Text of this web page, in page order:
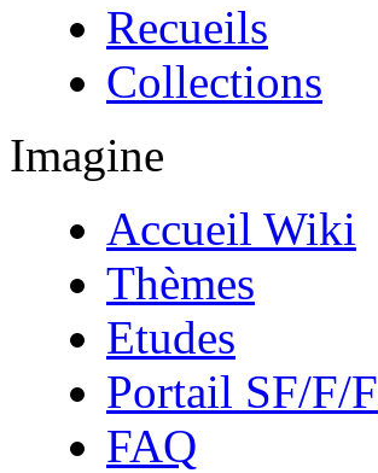
Recueils
Collections
Imagine
Accueil Wiki
Thèmes
Etudes
Portail SF/F/F
FAQ